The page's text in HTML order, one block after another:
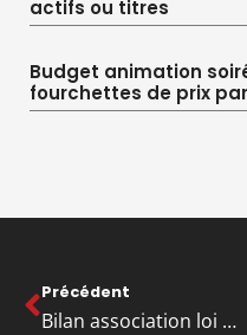
actifs ou titres
Budget animation
fourchettes de prix
Précédent
Bilan association loi 1901 : les obligations comptables à connaître